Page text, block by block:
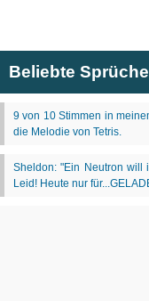
Beliebte Sprüche